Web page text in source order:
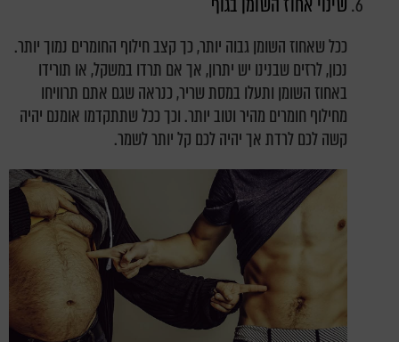
ככל שאחוז השומן גבוה יותר, כך קצב חילוף החומרים נמוך יותר.
נכון, לרזים שבנינו יש יתרון, אך אם תרדו במשקל, או תורידו
באחוז השומן ותעלו במסת שריר, כנראה שגם אתם תרוויחו
מחילוף חומרים מהיר וטוב יותר. וכך ככל שתתקדמו אומנם יהיה
קשה לכם לרדת אך יהיה לכם קל יותר לשמר.